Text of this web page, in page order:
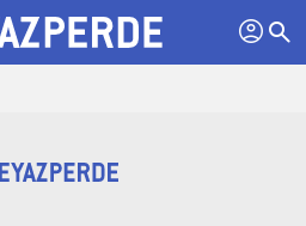
profil search